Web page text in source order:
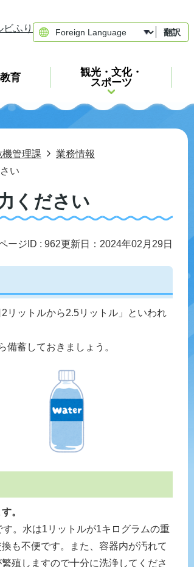
ビふり 翻訳
育
観光・文化・
スポーツ
機管理課
業務情報
い
ください
ージID : 962更新日：2024年02月29日
リットルから2.5リットル」といわれ
蓄しておきましょう。
。
。水は1リットルが1キログラムの重
も不便です。また、容器内が汚れて
殖しますので十分に洗浄してくださ